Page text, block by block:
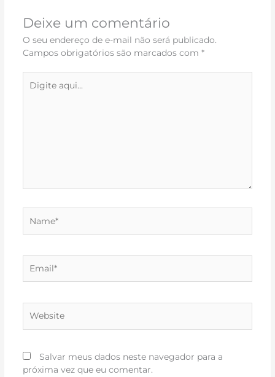
Deixe um comentário
O seu endereço de e-mail não será publicado.
Campos obrigatórios são marcados com *
aqui...
Salvar meus dados neste navegador para a
próxima vez que eu comentar.